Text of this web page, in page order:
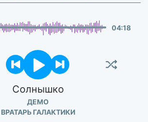
04:18
Солнышко
ДЕМО
ВРАТАРЬ ГАЛАКТИКИ